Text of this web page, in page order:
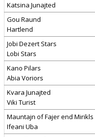
Katsina Junajted
Gou Raund
Hartlend
Jobi Dezert Stars
Lobi Stars
Kano Pilars
Abia Voriors
Kvara Junajted
Viki Turist
Mauntajn of Fajer end Mirikls
Ifeani Uba